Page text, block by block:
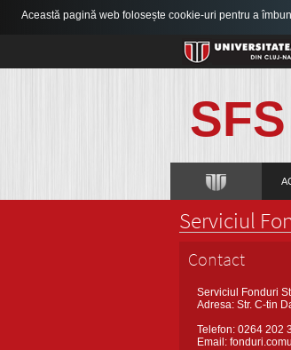
SFS
Serviciul
Contact
Serviciul Fonduri
Adresa: Str. C-tin
Telefon: 0264 202
Email:
Această pagină web folosește cookie-uri pentru a